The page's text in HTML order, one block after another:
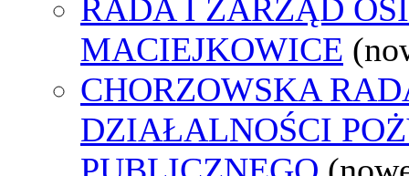
RADA I ZARZĄD
MACIEJKOWICE
CHORZOWSKA
DZIAŁALNOŚCI